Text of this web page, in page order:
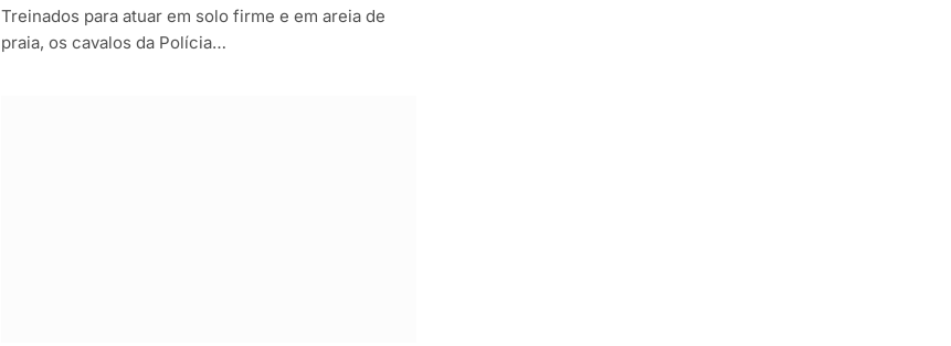
Treinados para atuar em solo firme e em areia de
praia, os cavalos da Polícia…